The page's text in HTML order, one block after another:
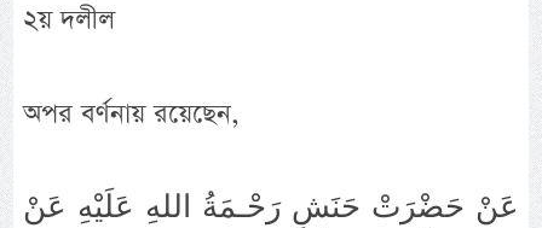
২য় দলীল
অপর বর্ণনায় রয়েছেন,
عَنْ حَضْرَتْ حَنَشٍ رَحْـمَةُ اللهِ عَلَيْهِ عَنْ